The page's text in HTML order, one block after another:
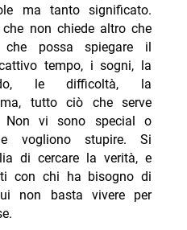
ma tanto significato.
non chiede altro che
possa spiegare il
tempo, i sogni, la
le difficoltà, la
tutto ciò che serve
Non vi sono special o
vogliono stupire. Si
di cercare la verità, e
con chi ha bisogno di
non basta vivere per